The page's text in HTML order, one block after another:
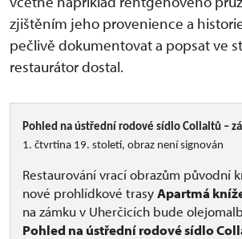
zjištěním jeho provenience a
pečlivě dokumentovat a popsat ve
restaurátor dostal.
Pohled na ústřední rodové sídlo Collaltů –
1. čtvrtina 19. století, obraz není signován
Restaurování vrací obrazům původní
nové prohlídkové trasyApartmá
na zámku v Uherčicích bude
Pohled na ústřední rodové sídlo